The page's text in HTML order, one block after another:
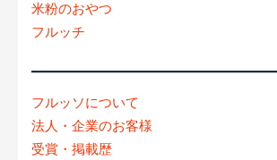
米粉のおやつ
フルッチ
フルッソについて
法人・企業のお客様
受賞・掲載歴